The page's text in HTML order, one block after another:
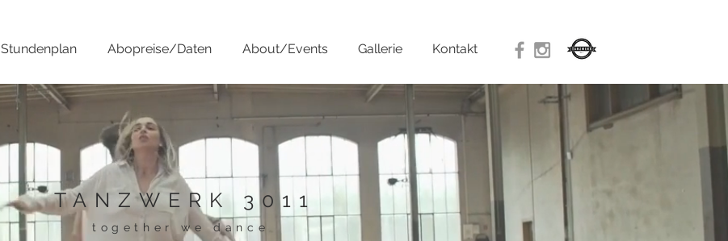
Stundenplan Abopreise/Daten About/Events Gallerie Kontakt
TANZWERK 3011
together we dance